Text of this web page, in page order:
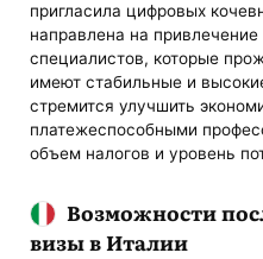
пригласила цифровых
направлена на
специалистов, которые
имеют стабильные и
стремится улучшить
платежеспособными
объем налогов и уровень
Возможности
визы в Италии